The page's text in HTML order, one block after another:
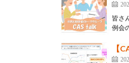
皆さ
例会
【